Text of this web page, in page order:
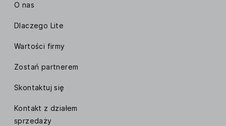
O nas
Dlaczego Lite
Wartości firmy
Zostań partnerem
Skontaktuj się
Kontakt z działem
sprzedaży